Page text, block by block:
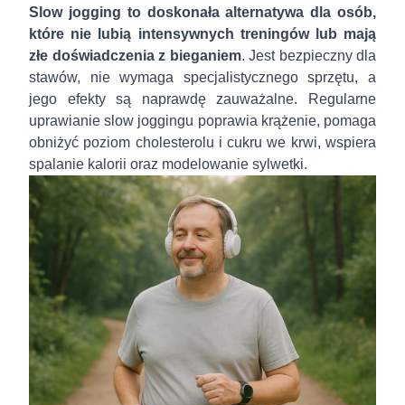
Slow jogging to doskonała alternatywa dla osób,
które nie lubią intensywnych treningów lub mają
złe doświadczenia z bieganiem. Jest bezpieczny dla
stawów, nie wymaga specjalistycznego sprzętu, a
jego efekty są naprawdę zauważalne. Regularne
uprawianie slow joggingu poprawia krążenie, pomaga
obniżyć poziom cholesterolu i cukru we krwi, wspiera
spalanie kalorii oraz modelowanie sylwetki.